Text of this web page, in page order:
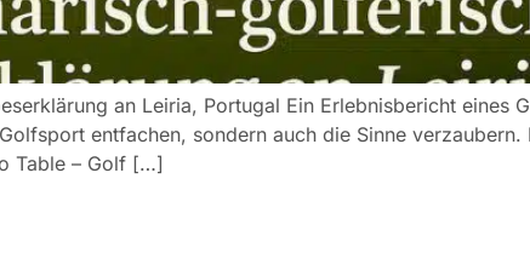
an Leiria, Portugal Ein Erlebnisbericht eines
entfachen, sondern auch die Sinne verzaubern.
Table – Golf […]